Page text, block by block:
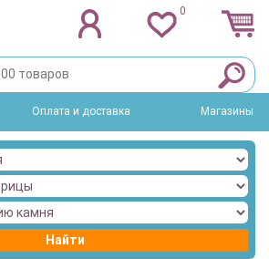
0
Оплата и доставка Магазины
Найти